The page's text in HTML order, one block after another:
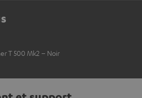
T 500 Mk2 – Noir